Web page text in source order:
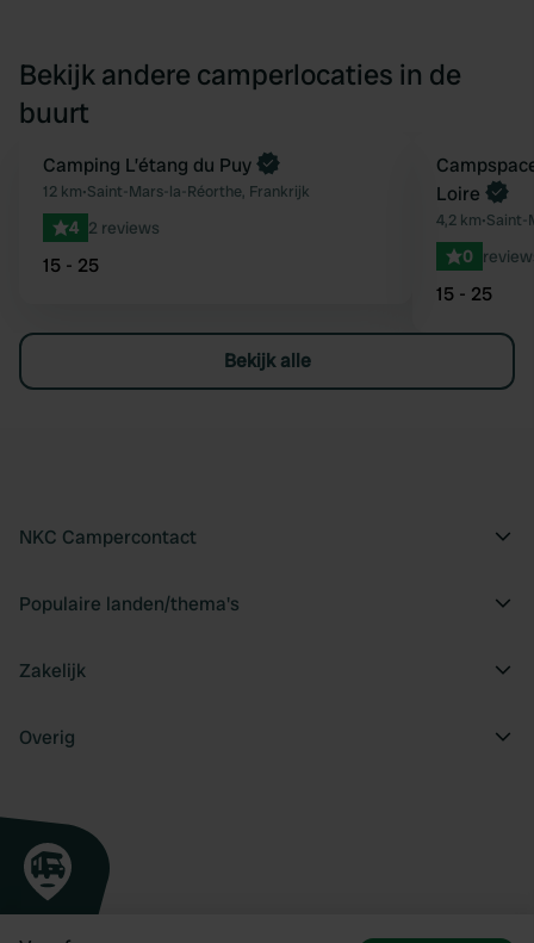
Bekijk andere camperlocaties in de
buurt
Favoriet
Camping L’étang du Puy
12 km•Saint-Mars-la-Réorthe, Frankrijk
4 2 reviews
15 - 25
Boek direct
Loire
4,2 km•Saint-
0
15 - 25
Bekijk alle
NKC Campercontact
Populaire landen/thema's
Zakelijk
Overig